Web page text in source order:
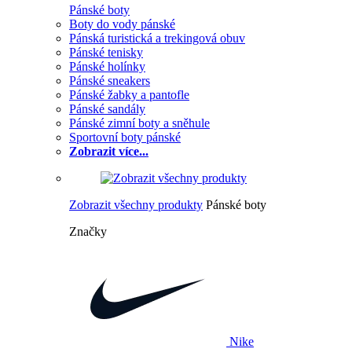
Pánské boty
Boty do vody pánské
Pánská turistická a trekingová obuv
Pánské tenisky
Pánské holínky
Pánské sneakers
Pánské žabky a pantofle
Pánské sandály
Pánské zimní boty a sněhule
Sportovní boty pánské
Zobrazit více...
Zobrazit všechny produkty Pánské boty
Značky
Nike